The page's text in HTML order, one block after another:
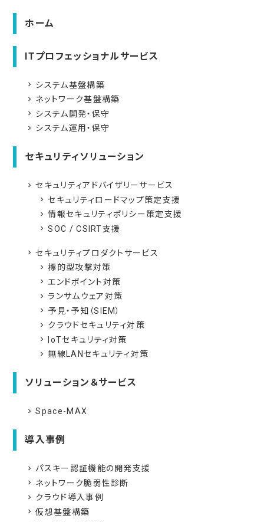
ホーム
ITプロフェッショナルサービス
navigate_next システム基盤構築
navigate_next ネットワーク基盤構築
navigate_next システム開発・保守
navigate_next システム運用・保守
セキュリティソリューション
navigate_next セキュリティアドバイザリーサービス
navigate_next セキュリティロードマップ策定支援
navigate_next 情報セキュリティポリシー策定支援
navigate_next SOC / CSIRT支援
navigate_next セキュリティプロダクトサービス
navigate_next 標的型攻撃対策
navigate_next エンドポイント対策
navigate_next ランサムウェア対策
navigate_next 予見・予知（SIEM）
navigate_next クラウドセキュリティ対策
navigate_next IoTセキュリティ対策
navigate_next 無線LANセキュリティ対策
ソリューション＆サービス
navigate_next Space-MAX
導入事例
navigate_next パスキー認証機能の開発支援
navigate_next ネットワーク脆弱性診断
navigate_next クラウド導入事例
navigate_next 仮想基盤構築